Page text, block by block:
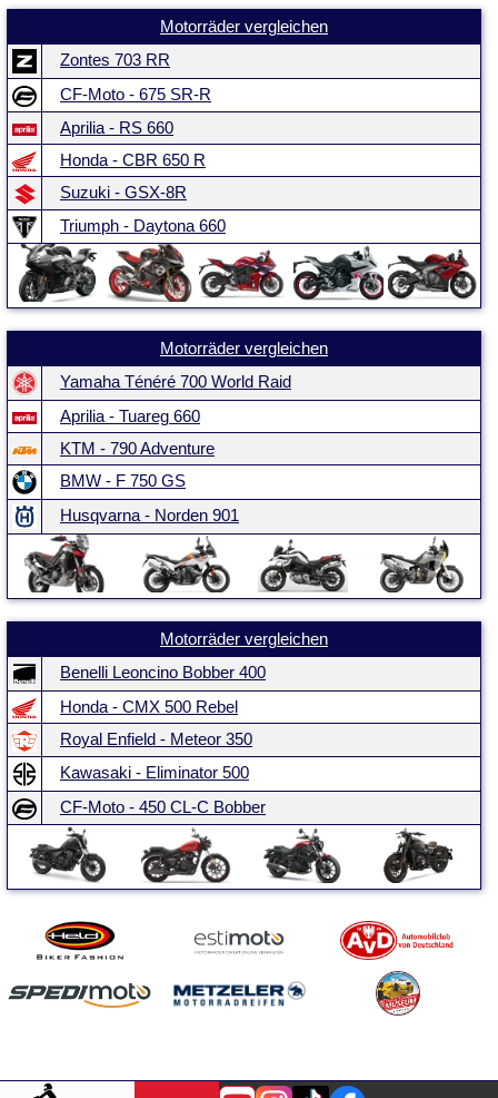
Motorräder vergleichen
Zontes 703 RR
CF-Moto - 675 SR-R
Aprilia - RS 660
Honda - CBR 650 R
Suzuki - GSX-8R
Triumph - Daytona 660
Motorräder vergleichen
Yamaha Ténéré 700 World Raid
Aprilia - Tuareg 660
KTM - 790 Adventure
BMW - F 750 GS
Husqvarna - Norden 901
Motorräder vergleichen
Benelli Leoncino Bobber 400
Honda - CMX 500 Rebel
Royal Enfield - Meteor 350
Kawasaki - Eliminator 500
CF-Moto - 450 CL-C Bobber